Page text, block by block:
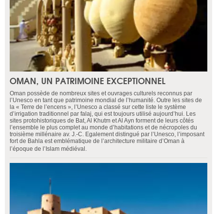
OMAN, UN PATRIMOINE EXCEPTIONNEL
Oman possède de nombreux sites et ouvrages culturels reconnus par
l’Unesco en tant que patrimoine mondial de l’humanité. Outre les sites de
la « Terre de l’encens », l’Unesco a classé sur cette liste le système
d’irrigation traditionnel par falaj, qui est toujours utilisé aujourd’hui. Les
sites protohistoriques de Bat, Al Khutm et Al Ayn forment de leurs côtés
l’ensemble le plus complet au monde d’habitations et de nécropoles du
troisième millénaire av. J.-C. Egalement distingué par l’Unesco, l’imposant
fort de Bahla est emblématique de l’architecture militaire d’Oman à
l’époque de l’Islam médiéval.